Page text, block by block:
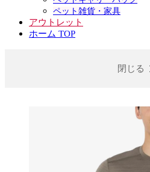
ペット雑貨・家具
アウトレット
ホーム TOP
閉じる